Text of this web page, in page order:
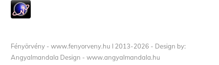
Fényörvény - www.fenyorveny.hu I 2013-2026 - Design by:
Angyalmandala Design - www.angyalmandala.hu